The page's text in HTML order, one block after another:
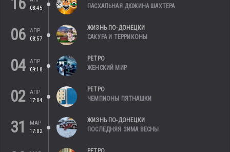
16
08:45
ПАСХАЛЬНАЯ ДЮЖИНА ШАХТЕРА
06
АПР
08:57
ЖИЗНЬ ПО-ДОНЕЦКИ
САКУРА И ТЕРРИКОНЫ
04 АПР
09:18
РЕТРО
ЖЕНСКИЙ МИР
02
АПР
17:04
РЕТРО
ЧЕМПИОНЫ ПЯТНАШКИ
31
МАР
17:02
ЖИЗНЬ ПО-ДОНЕЦКИ
ПОСЛЕДНЯЯ ЗИМА ВЕСНЫ